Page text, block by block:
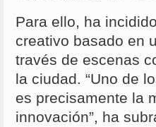
Para ello, ha
creativo basado en
través de escenas
la ciudad. “Uno de
es precisamente la
innovación”, ha